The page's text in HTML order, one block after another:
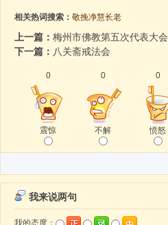
相关热词搜索： 敬挽净慧长老
上一篇： 梅州市佛教第五次代表大会
下一篇： 八关斋戒法会
0
震惊
0
不解
0
愤怒